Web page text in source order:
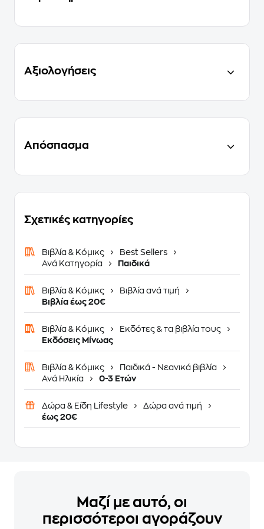
Αξιολογήσεις
Απόσπασμα
Σχετικές κατηγορίες
Βιβλία & Κόμικς
Best Sellers
Ανά Κατηγορία
Παιδικά
Βιβλία & Κόμικς
Βιβλία ανά τιμή
Βιβλία έως 20€
Βιβλία & Κόμικς
Εκδότες & τα βιβλία τους
Εκδόσεις Μίνωας
Βιβλία & Κόμικς
Παιδικά - Νεανικά βιβλία
Ανά Ηλικία
0-3 Ετών
Δώρα & Είδη Lifestyle
Δώρα ανά τιμή
έως 20€
Μαζί με αυτό, οι
περισσότεροι αγοράζουν